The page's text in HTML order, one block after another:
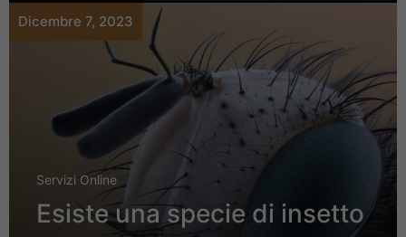
Dicembre 7, 2023
Servizi Online
Esiste una specie di insetto